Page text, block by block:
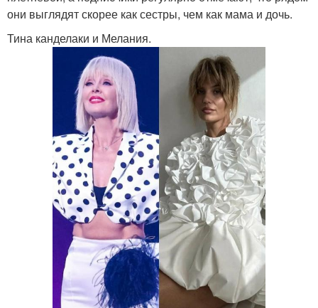
они выглядят скорее как сестры, чем как мама и дочь.
Тина канделаки и Мелания.